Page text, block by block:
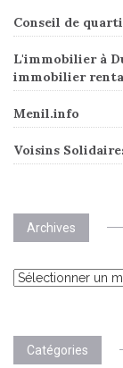
Conseil de
L'immobilier à
immobilier
Menil.info
Voisins
Archives
Archives
Catégories